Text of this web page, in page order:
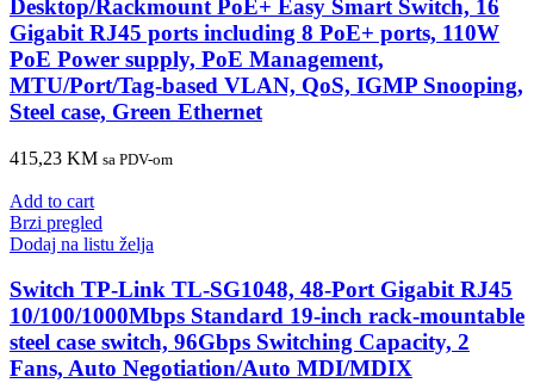
Desktop/Rackmount PoE+ Easy Smart Switch, 16
Gigabit RJ45 ports including 8 PoE+ ports, 110W
PoE Power supply, PoE Management,
MTU/Port/Tag-based VLAN, QoS, IGMP Snooping,
Steel case, Green Ethernet
415,23 KM sa PDV-om
Add to cart
Brzi pregled
Dodaj na listu želja
Switch TP-Link TL-SG1048, 48-Port Gigabit RJ45
10/100/1000Mbps Standard 19-inch rack-mountable
steel case switch, 96Gbps Switching Capacity, 2
Fans, Auto Negotiation/Auto MDI/MDIX